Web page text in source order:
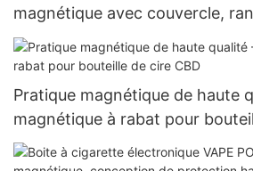
magnétique avec couvercle,
Pratique magnétique de haute
magnétique à rabat pour